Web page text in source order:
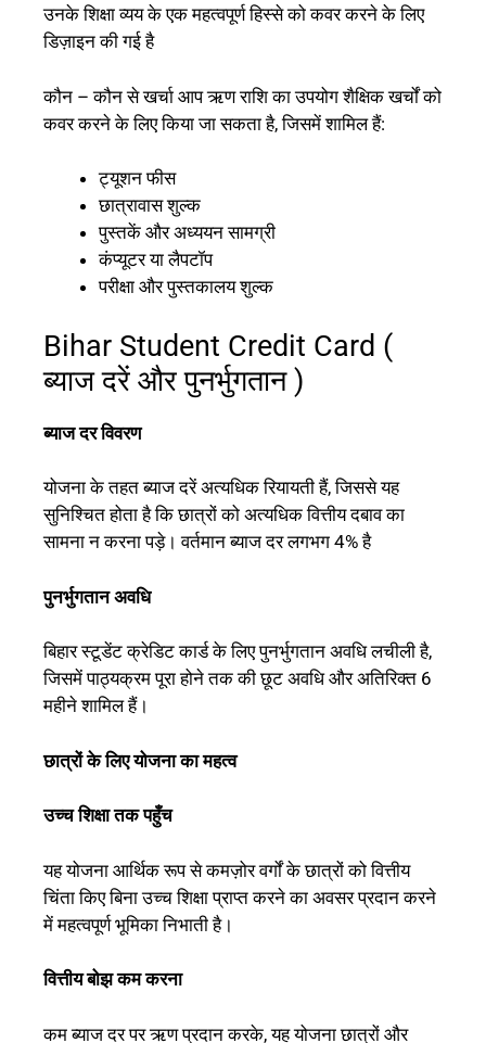
उनके शिक्षा व्यय के एक महत्वपूर्ण हिस्से को कवर करने के लिए
डिज़ाइन की गई है
कौन – कौन से खर्चा आप ऋण राशि का उपयोग शैक्षिक खर्चों को
कवर करने के लिए किया जा सकता है, जिसमें शामिल हैं:
ट्यूशन फीस
छात्रावास शुल्क
पुस्तकें और अध्ययन सामग्री
कंप्यूटर या लैपटॉप
परीक्षा और पुस्तकालय शुल्क
Bihar Student Credit Card (
ब्याज दरें और पुनर्भुगतान )
ब्याज दर विवरण
योजना के तहत ब्याज दरें अत्यधिक रियायती हैं, जिससे यह
सुनिश्चित होता है कि छात्रों को अत्यधिक वित्तीय दबाव का
सामना न करना पड़े। वर्तमान ब्याज दर लगभग 4% है
पुनर्भुगतान अवधि
बिहार स्टूडेंट क्रेडिट कार्ड के लिए पुनर्भुगतान अवधि लचीली है,
जिसमें पाठ्यक्रम पूरा होने तक की छूट अवधि और अतिरिक्त 6
महीने शामिल हैं।
छात्रों के लिए योजना का महत्व
उच्च शिक्षा तक पहुँच
यह योजना आर्थिक रूप से कमज़ोर वर्गों के छात्रों को वित्तीय
चिंता किए बिना उच्च शिक्षा प्राप्त करने का अवसर प्रदान करने
में महत्वपूर्ण भूमिका निभाती है।
वित्तीय बोझ कम करना
कम ब्याज दर पर ऋण प्रदान करके, यह योजना छात्रों और